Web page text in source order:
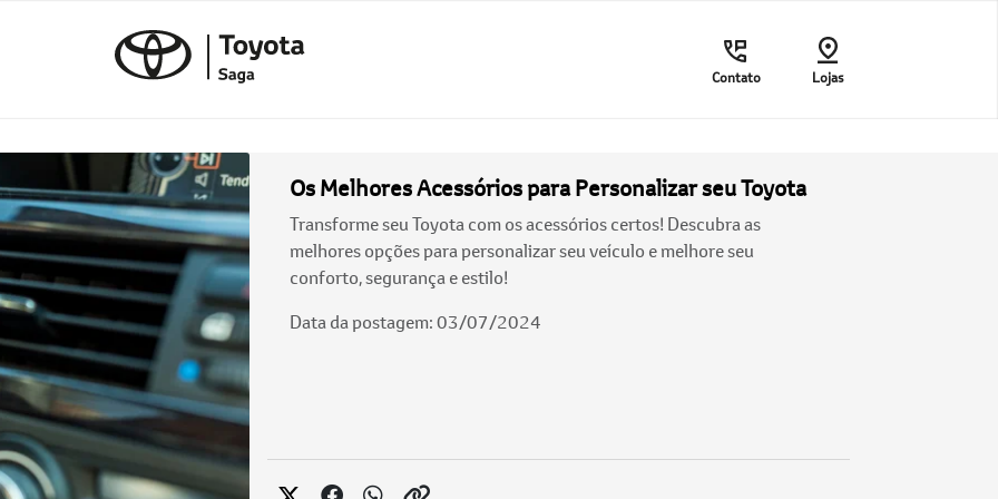
Contato Lojas
Os Melhores Acessórios para Personalizar seu Toyota
Transforme seu Toyota com os acessórios certos! Descubra as
melhores opções para personalizar seu veículo e melhore seu
conforto, segurança e estilo!
Data da postagem: 03/07/2024